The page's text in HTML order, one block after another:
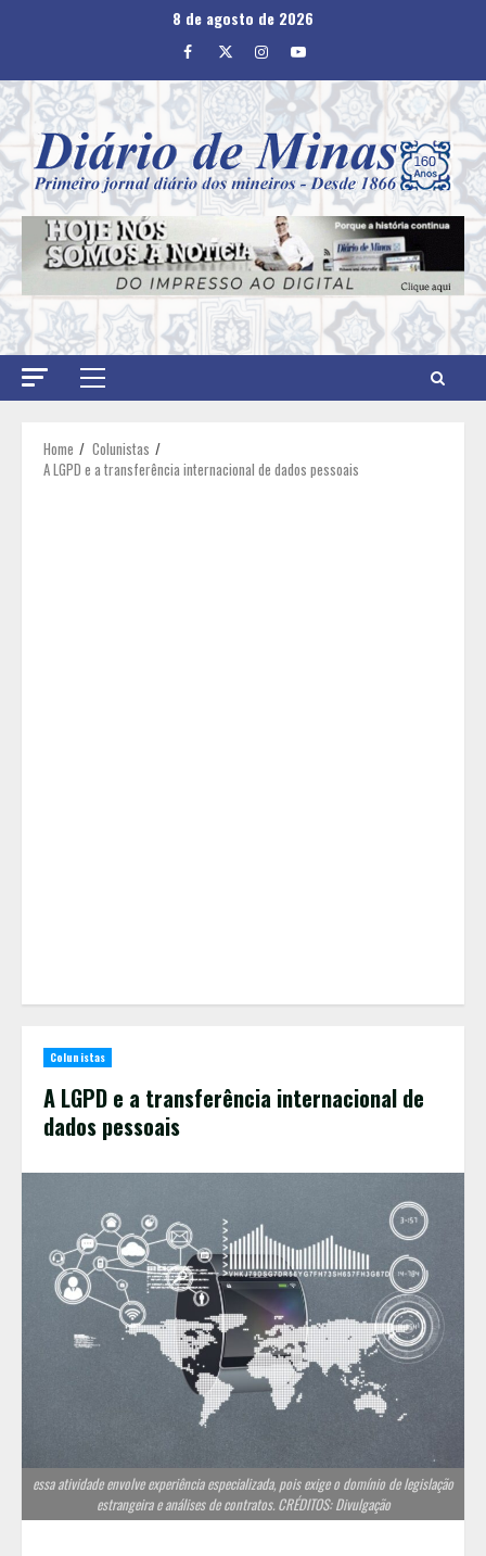
8 de agosto de 2026
Facebook
TwitterInstagram
Youtube
Primary
Home
Colunistas
A LGPD e a transferência internacional de dados pessoais
Colunistas
A LGPD e a transferência internacional de
dados pessoais
essa atividade envolve experiência especializada, pois exige o domínio de legislação
estrangeira e análises de contratos. CRÉDITOS: Divulgação